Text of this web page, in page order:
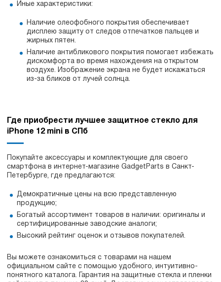
Иные характеристики:
Наличие олеофобного покрытия обеспечивает
дисплею защиту от следов отпечатков пальцев и
жирных пятен.
Наличие антибликового покрытия помогает избежать
дискомфорта во время нахождения на открытом
воздухе. Изображение экрана не будет искажаться
из-за бликов от лучей солнца.
Где приобрести лучшее защитное стекло для
iPhone 12 mini в СПб
Покупайте аксессуары и комплектующие для своего
смартфона в интернет-магазине GadgetParts в Санкт-
Петербурге, где предлагаются:
Демократичные цены на всю представленную
продукцию;
Богатый ассортимент товаров в наличии: оригиналы и
сертифицированные заводские аналоги;
Высокий рейтинг оценок и отзывов покупателей.
Вы можете ознакомиться с товарами на нашем
официальном сайте с помощью удобного, интуитивно-
понятного каталога. Гарантия на защитные стекла и пленки